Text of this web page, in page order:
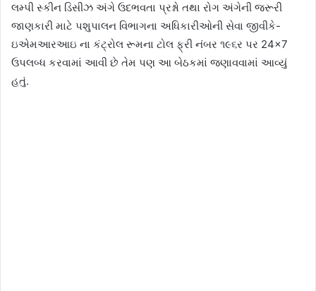
લમ્પી સ્કીન ડિસીઝ અંગે ઉદભવતા પ્રશ્નો તથા રોગ અંગેની જરૂરી
જાણકારી માટે પશુપાલન વિભાગના અધિકારીઓની સેવા જીવીકે-
ઇએમઆરઆઇ ના કંટ્રોલ રૂમના ટોલ ફ્રી નંબર ૧૯૬ર પર 24×7
ઉપલબ્ધ કરવામાં આવી છે તેમ પણ આ બેઠકમાં જણાવવામાં આવ્યું
હતું.